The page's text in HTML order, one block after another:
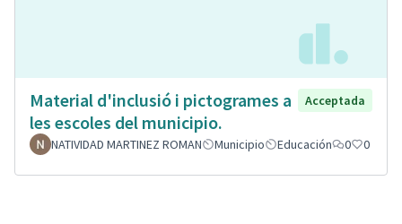
Material d'inclusió i pictogrames a
les escoles del municipio.
Acceptada
NATIVIDAD MARTINEZ ROMAN Municipio Educación 0 0